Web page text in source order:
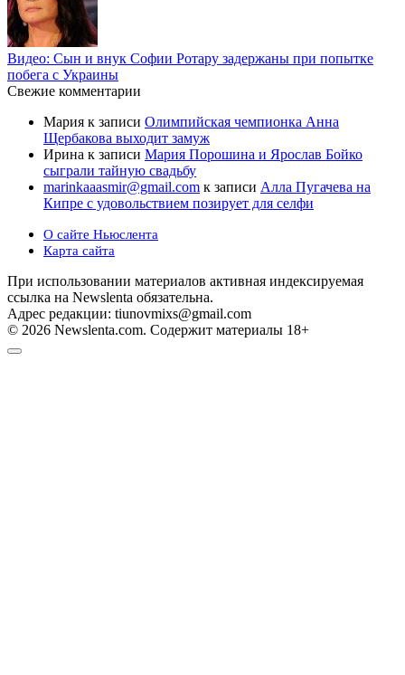
Видео: Сын и внук Софии Ротару задержаны при попытке
побега с Украины
Свежие комментарии
Мария к записи Олимпийская чемпионка Анна
Щербакова выходит замуж
Ирина к записи Мария Порошина и Ярослав Бойко
сыграли тайную свадьбу
marinkaaasmir@gmail.com к записи Алла Пугачева на
Кипре с удовольствием позирует для селфи
О сайте Ньюслента
Карта сайта
При использовании материалов активная индексируемая
ссылка на Newslenta обязательна.
Адрес редакции: tiunovmixs@gmail.com
© 2026 Newslenta.com. Содержит материалы 18+